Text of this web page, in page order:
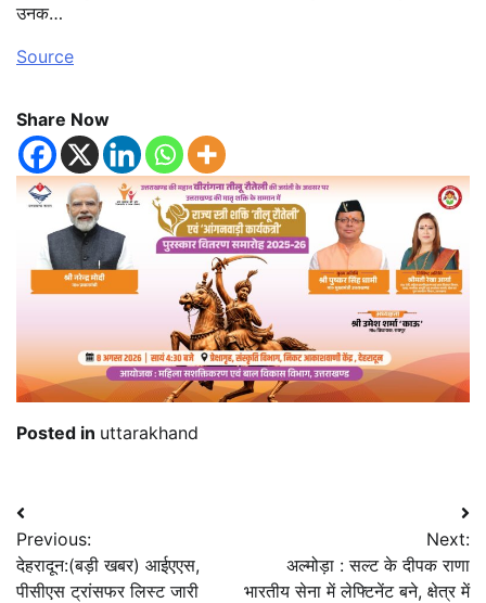
उनक…
Source
Share Now
Posted in uttarakhand
Post
navigation
Previous:
देहरादून:(बड़ी खबर) आईएएस,
पीसीएस ट्रांसफर लिस्ट जारी
Next:
अल्मोड़ा : सल्ट के दीपक राणा
भारतीय सेना में लेफ्टिनेंट बने, क्षेत्र में